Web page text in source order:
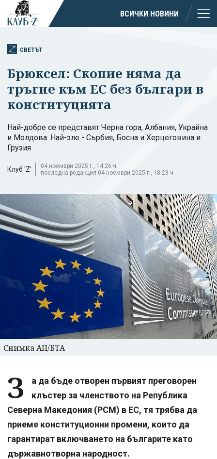
ВСИЧКИ НОВИНИ
СВЕТЪТ
Брюксел: Скопие няма да
тръгне към ЕС без българи в
конституцията
Най-добре се представят Черна гора, Албания, Украйна
и Молдова. Най-зле - Сърбия, Босна и Херцеговина и
Грузия
Клуб 'Z'
04 ноември 2025 г., 14:26 ч.
последна редакция 04 ноември 2025 г., 18:23 ч.
Снимка АП/БТА
З
а да бъде отворен първият преговорен
клъстер за членството на Република
Северна Македония (РСМ) в ЕС, тя трябва да
приеме конституционни промени, които да
гарантират включването на българите като
държавнотворна народност.